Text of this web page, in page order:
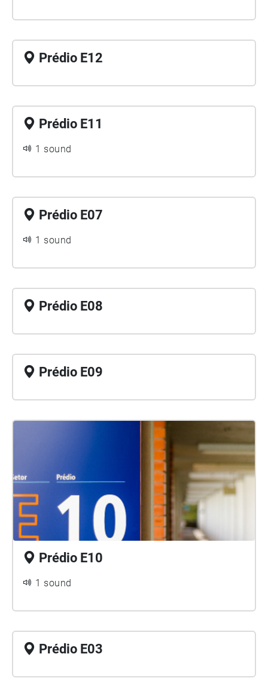
Prédio E12
Prédio E11
1 sound
Prédio E07
1 sound
Prédio E08
Prédio E09
Prédio E10
1 sound
Prédio E03